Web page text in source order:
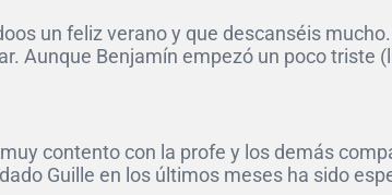
un feliz verano y que descanséis
Aunque Benjamín empezó un poco triste
contento con la profe y los demás
Guille en los últimos meses ha sido